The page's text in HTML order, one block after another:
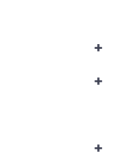
+
+
+